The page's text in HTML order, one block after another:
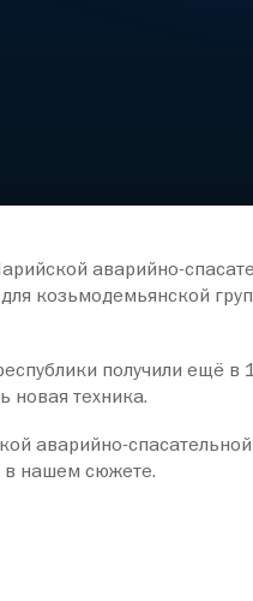
аварийно-
козьмодемьянской
получили ещё
новая техника.
аварийно-
в нашем сюжете.